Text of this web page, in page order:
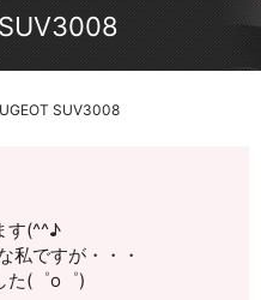
SUV3008
す(^^♪
私ですが・・・
た(゜o゜)